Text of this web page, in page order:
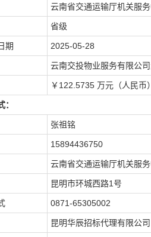
云南省交通运输厅机关服
省级
期 2025-05-28
云南交投物业服务有限公
￥122.5735 万元（人民币）
张祖铭
15894436750
云南省交通运输厅机关服
昆明市环城西路1号
0871-65305002
昆明华辰招标代理有限公司